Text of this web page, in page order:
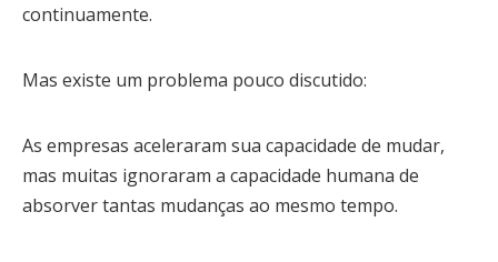
continuamente.
Mas existe um problema pouco discutido:
As empresas aceleraram sua capacidade de mudar,
mas muitas ignoraram a capacidade humana de
absorver tantas mudanças ao mesmo tempo.